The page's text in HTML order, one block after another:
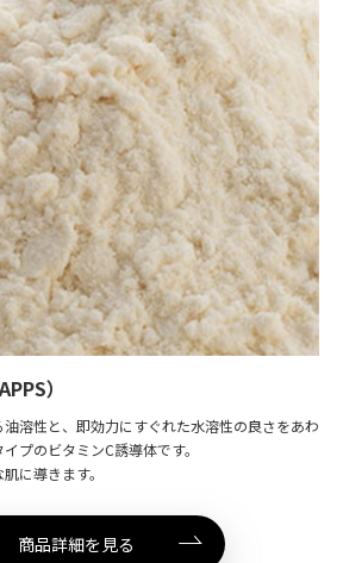
）
溶性と、即効力にすぐれた水溶性の良さをあわ
プのビタミンC誘導体です。
に導きます。
商品詳細を見る